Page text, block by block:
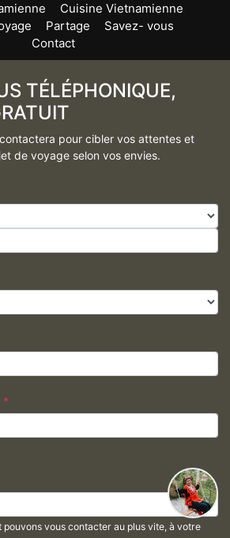
Cuisine Vietnamienne
Partage
Savez- vous
Contact
TÉLÉPHONIQUE,
pour cibler vos attentes et
de voyage selon vos envies.
*
pouvons vous contacter au plus vite, à votre